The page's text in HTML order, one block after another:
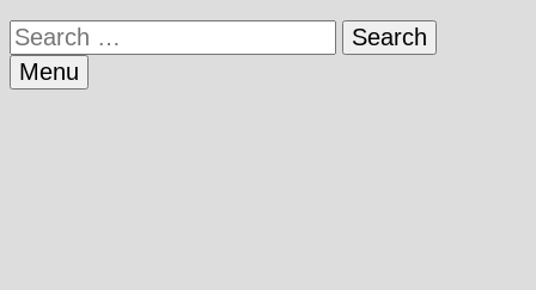
Search
for:
Menu